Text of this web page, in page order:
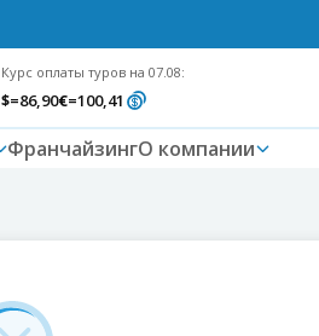
Курс оплаты туров на 07.08:
$=86,90€=100,41
ФранчайзингО компании